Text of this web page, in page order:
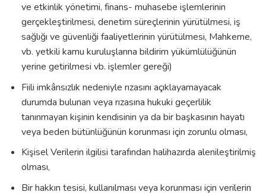
ve etkinlik yönetimi, finans- muhasebe işlemlerinin
gerçekleştirilmesi, denetim süreçlerinin yürütülmesi, iş
sağlığı ve güvenliği faaliyetlerinin yürütülmesi, Mahkeme,
vb. yetkili kamu kuruluşlarına bildirim yükümlülüğünün
yerine getirilmesi vb. işlemler gereği)
Fiili imkânsızlık nedeniyle rızasını açıklayamayacak
durumda bulunan veya rızasına hukuki geçerlilik
tanınmayan kişinin kendisinin ya da bir başkasının hayatı
veya beden bütünlüğünün korunması için zorunlu olması,
Kişisel Verilerin ilgilisi tarafından halihazırda alenileştirilmiş
olması,
Bir hakkın tesisi, kullanılması veya korunması için verilerin